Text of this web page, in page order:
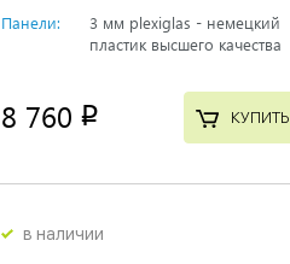
Панели:
3 мм plexiglas - немецкий
пластик высшего качества
8 760 p КУПИТЬ
в наличии